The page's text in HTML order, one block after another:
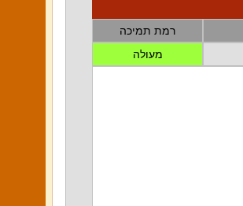
רמת תמיכה
מעולה